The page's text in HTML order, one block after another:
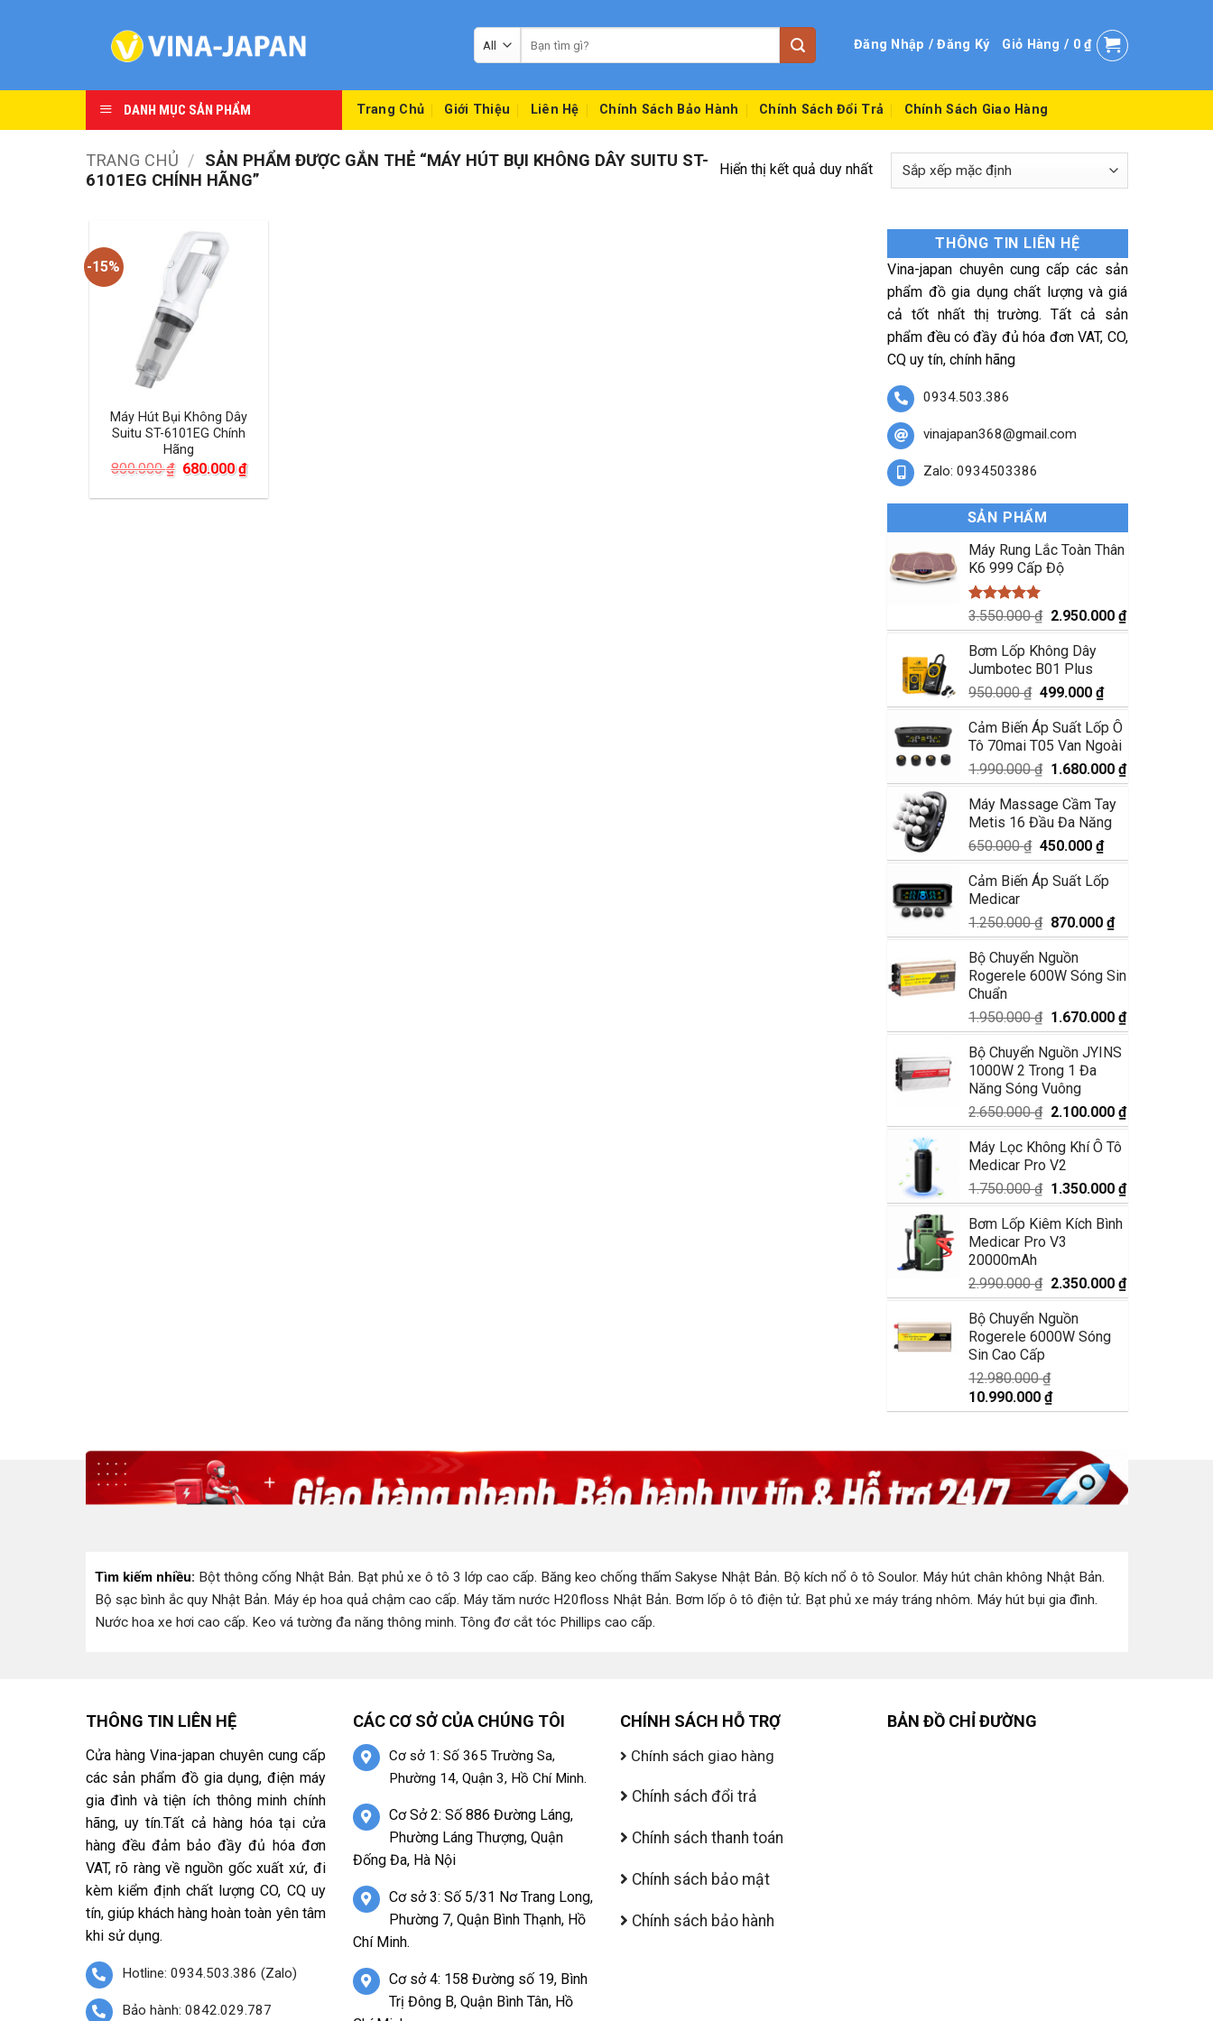
kiếm:
Đăng Nhập / Đăng Ký Giỏ Hàng / 0₫
DANH MỤC SẢN PHẨM Trang Chủ Giới Thiệu Liên Hệ Chính Sách Bảo Hành Chính Sách Đổi Trả Chính Sách Giao Hàng
TRANG CHỦ /
SẢN PHẨM ĐƯỢC GẮN THẺ “MÁY HÚT BỤI KHÔNG DÂY SUITU ST-
6101EG CHÍNH HÃNG”
Hiển thị kết quả duy nhất
-15%
Máy Hút Bụi Không Dây
Suitu ST-6101EG Chính
Hãng
800.000₫ Giá
là:
680.000₫Giá
hiện
tại
THÔNG TIN LIÊN HỆ
Vina-japan chuyên cung cấp các sản
phẩm đồ gia dụng chất lượng và giá
cả tốt nhất thị trường. Tất cả sản
phẩm đều có đầy đủ hóa đơn VAT, CO,
CQ uy tín, chính hãng
0934.503.386
vinajapan368@gmail.com
Zalo: 0934503386
SẢN PHẨM
Máy Rung Lắc Toàn Thân
K6 999 Cấp Độ
Được xếp
hạng5.00
5 sao
3.550.000₫ Giá
gốc
là:
3.550.000 ₫.
2.950.000₫Giá
hiện
Bơm Lốp Không Dây
Jumbotec B01 Plus
950.000₫ Giá
gốc
là:
950.000 ₫.
499.000₫Giá
hiện
tại
là:
499.000 ₫.
Cảm Biến Áp Suất Lốp Ô
Tô 70mai T05 Van Ngoài
1.990.000₫ Giá
gốc
là:
1.990.000 ₫.
1.680.000₫Giá
hiện
Máy Massage Cầm Tay
Metis 16 Đầu Đa Năng
650.000₫ Giá
gốc
là:
450.000₫Giá
hiện
tại
450.000 ₫.
Cảm Biến Áp Suất Lốp
Medicar
1.250.000₫ Giá
gốc
là:
1.250.000 ₫.
870.000₫Giá
hiện
là:
Bộ Chuyển Nguồn
Rogerele 600W Sóng Sin
Chuẩn
1.950.000₫ Giá
gốc
là:
1.950.000 ₫.
1.670.000₫Giá
hiện
Bộ Chuyển Nguồn JYINS
1000W 2 Trong 1 Đa
Năng Sóng Vuông
2.650.000₫ Giá
gốc
là:
2.650.000 ₫.
2.100.000₫Giá
hiện
2.100.000 ₫.
Máy Lọc Không Khí Ô Tô
Medicar Pro V2
1.750.000₫ Giá
gốc
là:
1.750.000 ₫.
1.350.000₫Giá
hiện
Bơm Lốp Kiêm Kích Bình
Medicar Pro V3
20000mAh
2.990.000₫ Giá
gốc
là:
2.990.000 ₫.
2.350.000₫Giá
hiện
Bộ Chuyển Nguồn
Rogerele 6000W Sóng
Sin Cao Cấp
12.980.000₫
Giá
gốc
12.980.000 ₫.
10.990.000₫Giá
hiện
là:
10.990.000 ₫.
Tìm kiếm nhiều: Bột thông cống Nhật Bản. Bạt phủ xe ô tô 3 lớp cao cấp. Băng keo chống thấm Sakyse Nhật Bản. Bộ kích nổ ô tô Soulor. Máy hút chân không Nhật Bản.
Bộ sạc bình ắc quy Nhật Bản. Máy ép hoa quả chậm cao cấp. Máy tăm nước H20floss Nhật Bản. Bơm lốp ô tô điện tử. Bạt phủ xe máy tráng nhôm. Máy hút bụi gia đình.
Nước hoa xe hơi cao cấp. Keo vá tường đa năng thông minh. Tông đơ cắt tóc Phillips cao cấp.
THÔNG TIN LIÊN HỆ
Cửa hàng Vina-japan chuyên cung cấp
các sản phẩm đồ gia dụng, điện máy
gia đình và tiện ích thông minh chính
hãng, uy tín.Tất cả hàng hóa tại cửa
hàng đều đảm bảo đầy đủ hóa đơn
VAT, rõ ràng về nguồn gốc xuất xứ, đi
kèm kiểm định chất lượng CO, CQ uy
tín, giúp khách hàng hoàn toàn yên tâm
khi sử dụng.
Hotline: 0934.503.386 (Zalo)
Bảo hành: 0842.029.787
CÁC CƠ SỞ CỦA CHÚNG TÔI
Cơ sở 1: Số 365 Trường Sa,
Phường 14, Quận 3, Hồ Chí Minh.
Cơ Sở 2: Số 886 Đường Láng,
Phường Láng Thượng, Quận
Đống Đa, Hà Nội
Cơ sở 3: Số 5/31 Nơ Trang Long,
Phường 7, Quận Bình Thạnh, Hồ
Chí Minh.
Cơ sở 4: 158 Đường số 19, Bình
Trị Đông B, Quận Bình Tân, Hồ
CHÍNH SÁCH HỖ TRỢ
Chính sách giao hàng
Chính sách đổi trả
Chính sách thanh toán
Chính sách bảo mật
Chính sách bảo hành
BẢN ĐỒ CHỈ ĐƯỜNG